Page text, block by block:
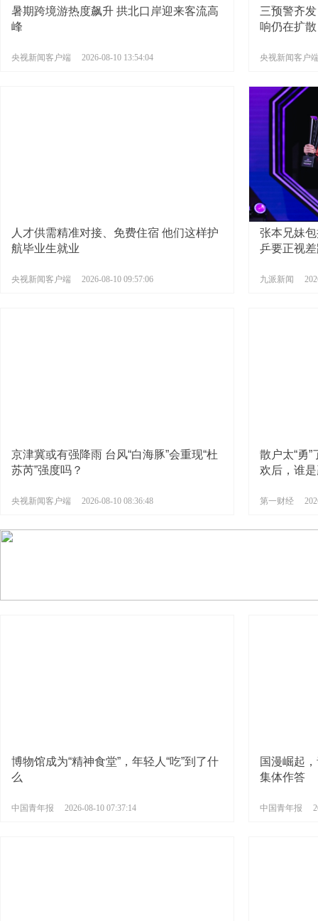
暑期跨境游热度飙升 拱北口岸迎来客流高
峰
央视新闻客户端 2026-08-10 13:54:04
三预警齐
响仍在扩散
央视新闻客户
人才供需精准对接、免费住宿 他们这样护
航毕业生就业
央视新闻客户端 2026-08-10 09:57:06
张本兄妹
乒要正视
九派新闻
京津冀或有强降雨 台风“白海豚”会重现“杜
苏芮”强度吗？
央视新闻客户端 2026-08-10 08:36:48
散户太“勇
欢后，谁
第一财经
博物馆成为“精神食堂”，年轻人“吃”到了什
么
中国青年报 2026-08-10 07:37:14
国漫崛起
集体作答
中国青年报